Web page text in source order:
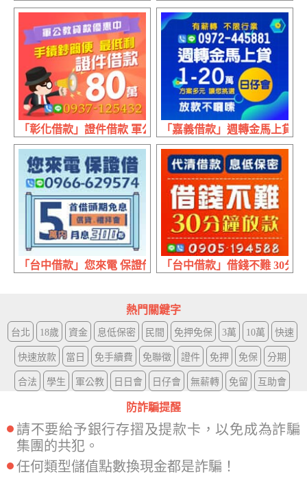
「彰化借款」證件借款 軍公教貸款優惠中 | 80萬內 手續鈔
「嘉義借款」週轉金馬上貸
「台中借款」您來電 保證借 | 5萬內 月息300元起首借頭期
「台中借款」借錢不難 30分
熱門關鍵字
台北 18歲 資金 息低保密 民間 免押免保 3萬 10萬 快速
快速放款 當日 免手續費 免聯徵 證件 免押 免保 分期
合法 學生 軍公教 日日會 日仔會 無薪轉 免留 互助會
防詐騙提醒
請不要給予銀行存摺及提款卡，以免成為詐騙
集團的共犯。
任何類型儲值點數換現金都是詐騙！